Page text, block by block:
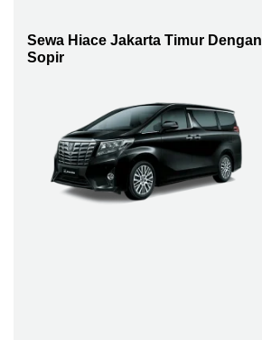
Sewa Hiace Jakarta Timur Dengan
Sopir